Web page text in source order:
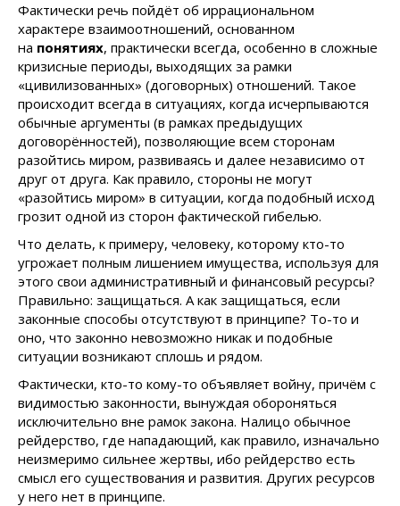
Фактически речь пойдёт об иррациональном
характере взаимоотношений, основанном
на понятиях, практически всегда, особенно в сложные
кризисные периоды, выходящих за рамки
«цивилизованных» (договорных) отношений. Такое
происходит всегда в ситуациях, когда исчерпываются
обычные аргументы (в рамках предыдущих
договорённостей), позволяющие всем сторонам
разойтись миром, развиваясь и далее независимо от
друг от друга. Как правило, стороны не могут
«разойтись миром» в ситуации, когда подобный исход
грозит одной из сторон фактической гибелью.
Что делать, к примеру, человеку, которому кто-то
угрожает полным лишением имущества, используя для
этого свои административный и финансовый ресурсы?
Правильно: защищаться. А как защищаться, если
законные способы отсутствуют в принципе? То-то и
оно, что законно невозможно никак и подобные
ситуации возникают сплошь и рядом.
Фактически, кто-то кому-то объявляет войну, причём с
видимостью законности, вынуждая обороняться
исключительно вне рамок закона. Налицо обычное
рейдерство, где нападающий, как правило, изначально
неизмеримо сильнее жертвы, ибо рейдерство есть
смысл его существования и развития. Других ресурсов
у него нет в принципе.